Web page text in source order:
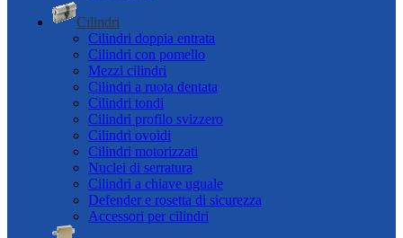
Cilindri
Cilindri doppia entrata
Cilindri con pomello
Mezzi cilindri
Cilindri a ruota dentata
Cilindri tondi
Cilindri profilo svizzero
Cilindri ovoidi
Cilindri motorizzati
Nuclei di serratura
Cilindri a chiave uguale
Defender e rosetta di sicurezza
Accessori per cilindri